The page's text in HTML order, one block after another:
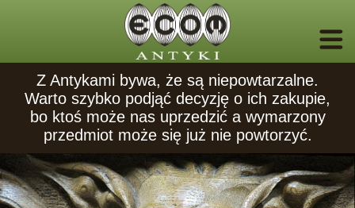
Z Antykami bywa, że są niepowtarzalne.
Warto szybko podjąć decyzję o ich zakupie,
bo ktoś może nas uprzedzić a wymarzony
przedmiot może się już nie powtorzyć.